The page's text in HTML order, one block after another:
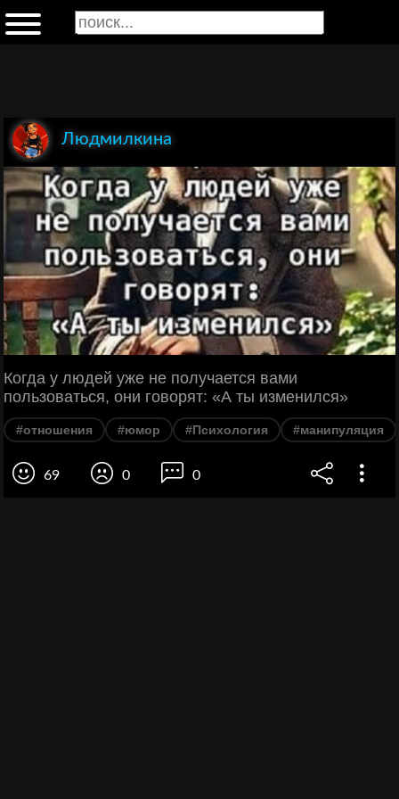
Людмилкина
Когда у людей уже не получается вами
пользоваться, они говорят: «А ты изменился»
#отношения #юмор #Психология #манипуляция
69 0 0